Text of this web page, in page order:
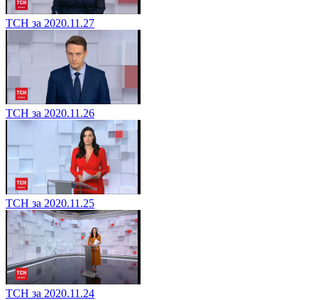
ТСН за 2020.11.27
ТСН за 2020.11.26
ТСН за 2020.11.25
ТСН за 2020.11.24